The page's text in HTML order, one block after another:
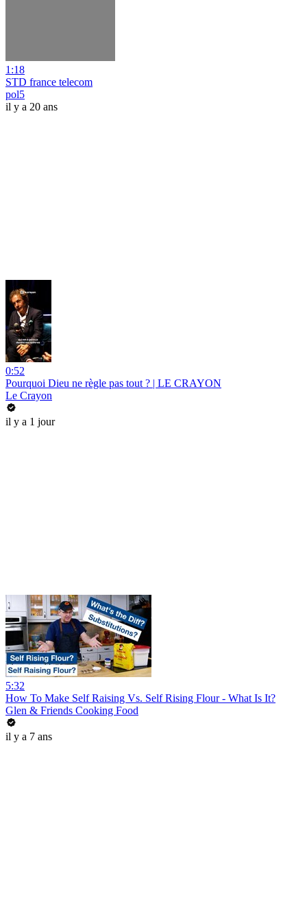
1:18
STD france telecom
pol5
il y a 20 ans
0:52
Pourquoi Dieu ne règle pas tout ? | LE CRAYON
Le Crayon
il y a 1 jour
5:32
How To Make Self Raising Vs. Self Rising Flour - What Is It?
Glen & Friends Cooking Food
il y a 7 ans